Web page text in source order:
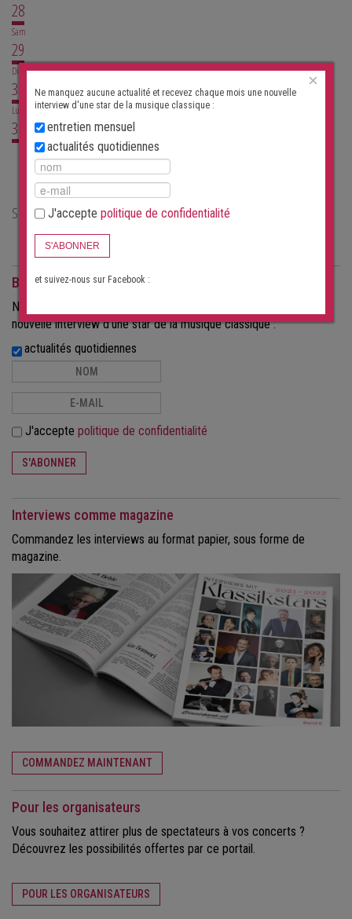
28
Sam
29
Dim
30
Lun
31
Aucun concert actuellement
Salles de concert de musique classique à Rapperswil/Be
Église de Rapperswil
Bulletin
Ne manquez aucune actualité et recevez chaque mois une
nouvelle interview d'une star de la musique classique :
actualités quotidiennes
J'accepte politique de confidentialité
S'ABONNER
Interviews comme magazine
Commandez les interviews au format papier, sous forme de
magazine.
COMMANDEZ MAINTENANT
Pour les organisateurs
Vous souhaitez attirer plus de spectateurs à vos concerts ?
Découvrez les possibilités offertes par ce portail.
POUR LES ORGANISATEURS
×
Ne manquez aucune actualité et recevez chaque mois une nouvelle
interview d'une star de la musique classique :
entretien mensuel
actualités quotidiennes
J'accepte politique de confidentialité
S'ABONNER
et suivez-nous sur Facebook :